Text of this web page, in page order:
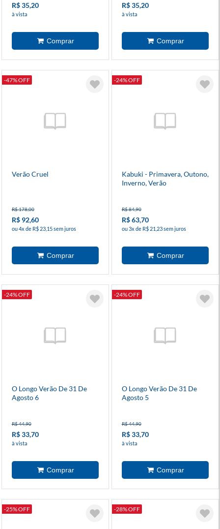
R$ 35,20
à vista
R$ 35,20
à vista
-47% OFF
Verão Cruel
R$ 178,00
R$ 92,60
ou 4x de R$ 23,15 sem juros
-24% OFF
Kabuki - Primavera, Outono,
Inverno, Verão
R$ 84,90
R$ 63,70
ou 3x de R$ 21,23 sem juros
-24% OFF
O Longo Verão De 31 De
Agosto 6
R$ 44,90
R$ 33,70
à vista
-24% OFF
O Longo Verão De 31 De
Agosto 5
R$ 44,90
R$ 33,70
à vista
-25% OFF -28% OFF